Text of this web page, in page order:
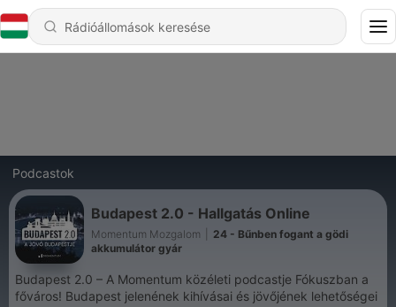
Podcastok
Budapest 2.0 - Hallgatás Online
Momentum Mozgalom
24 - Bűnben fogant a gödi
akkumulátor gyár
Budapest 2.0 – A Momentum közéleti podcastje Fókuszban a
főváros! Budapest jelenének kihívásai és jövőjének lehetőségei